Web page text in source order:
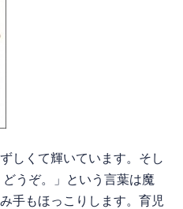
しくて輝いています。そし
うぞ。」という言葉は魔
手もほっこりします。育児